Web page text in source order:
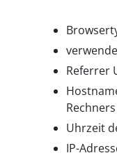
Referrer
Rechners
Uhrzeit
IP-